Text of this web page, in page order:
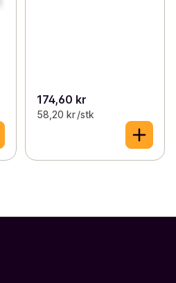
174,60 kr
58,20 kr /stk